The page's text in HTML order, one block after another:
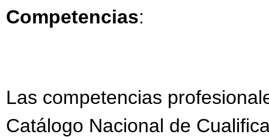
Competencias:
Las competencias
Catálogo Nacional de